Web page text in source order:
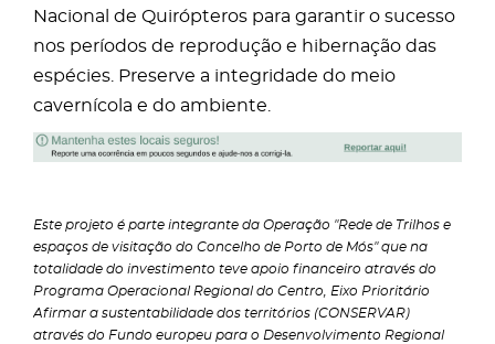
Nacional de Quirópteros para garantir o sucesso
nos períodos de reprodução e hibernação das
espécies. Preserve a integridade do meio
cavernícola e do ambiente.
Este projeto é parte integrante da Operação "Rede de Trilhos e
espaços de visitação do Concelho de Porto de Mós" que na
totalidade do investimento teve apoio financeiro através do
Programa Operacional Regional do Centro, Eixo Prioritário
Afirmar a sustentabilidade dos territórios (CONSERVAR)
através do Fundo europeu para o Desenvolvimento Regional